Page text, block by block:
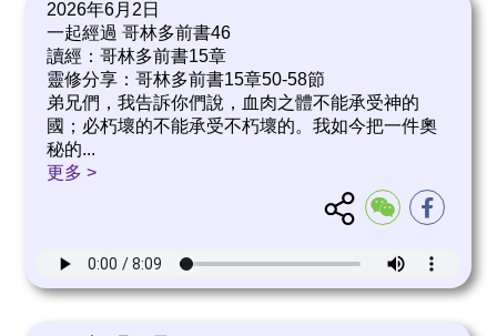
2026年6月2日
一起經過 哥林多前書46
讀經：哥林多前書15章
靈修分享：哥林多前書15章50-58節
弟兄們，我告訴你們說，血肉之體不能承受神的
國；必朽壞的不能承受不朽壞的。我如今把一件奧
秘的...
更多 >